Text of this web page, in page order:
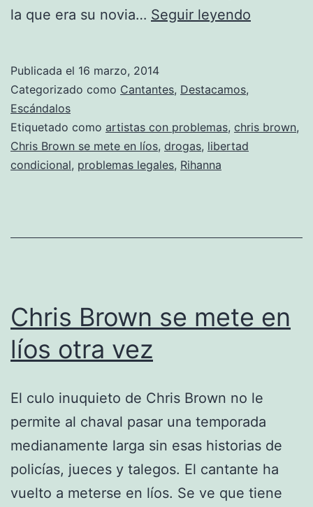
la que era su novia… Seguir leyendo
Publicada el 16 marzo, 2014
Categorizado como Cantantes, Destacamos,
Escándalos
Etiquetado como artistas con problemas, chris brown,
Chris Brown se mete en líos, drogas, libertad
condicional, problemas legales, Rihanna
Chris Brown se mete en
líos otra vez
El culo inuquieto de Chris Brown no le
permite al chaval pasar una temporada
medianamente larga sin esas historias de
policías, jueces y talegos. El cantante ha
vuelto a meterse en líos. Se ve que tiene